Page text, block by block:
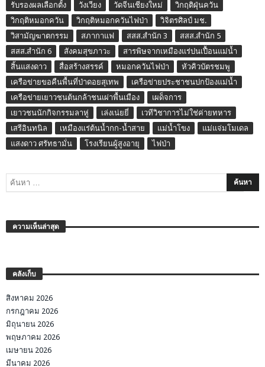
รับรองผลเลือกตั้ง
วังเวียง วัดจีนเชียงใหม่
วิกฤติฝุ่นควัน
วิกฤติหมอกควัน
วิกฤติหมอกควันไฟป่า
วิจิตรศิลป์ มช.
วิสามัญฆาตกรรม
สภากาแฟ สสส.สำนัก 3
สสส.สำนัก 5
สสส.สำนัก 6
สังคมสุขภาวะ
สารพิษจากเหมืองแร่ปนเปื้อนแม่น้ำ
สิ้นแสงดาว
สื่อสร้างสรรค์ หมอกควันไฟป่า
หัวคิวบัตรชมพู
เครือข่ายขอคืนพื้นที่ป่าดอยสุเทพ
เครือข่ายประชาชนปกป้องแม่น้ำ
เครือข่ายเยาวชนต้นกล้าชนเผ่าพื้นเมือง
เผด็จการ
เยาวชนนักกิจกรรมลาหู่
เล่งเน่ยยี่
เวทีวิชาการไม่ใช่ค่ายทหาร
เสรีอินทนิล
เหมืองแร่ต้นน้ำกก-น้ำสาย แม่น้ำโขง
แม่แจ่มโมเดล
แสงดาว ศรัทธามั่น
โรงเรียนผู้สูงอายุ ไฟป่า
ความเห็นล่าสุด
คลังเก็บ
สิงหาคม 2026
กรกฎาคม 2026
มิถุนายน 2026
พฤษภาคม 2026
เมษายน 2026
มีนาคม 2026